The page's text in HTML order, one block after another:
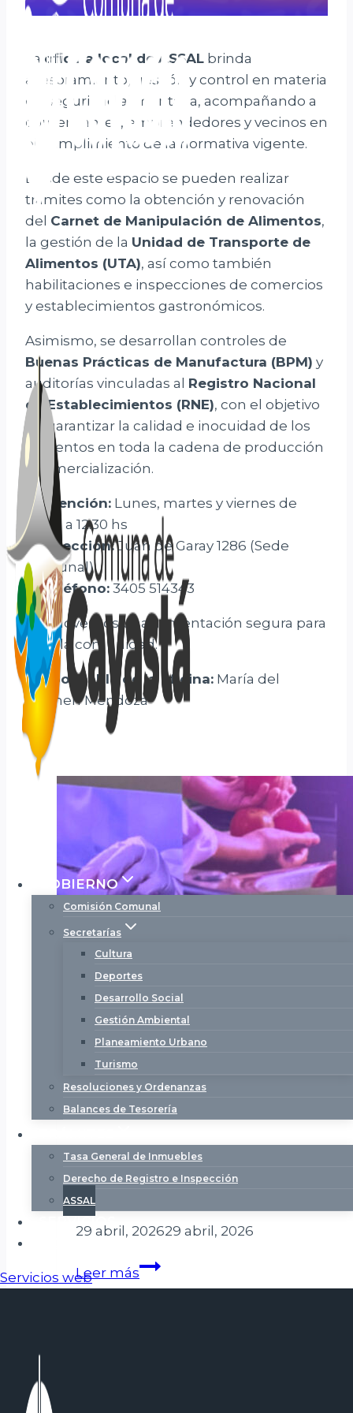
GOBIERNO
Comisión Comunal
Secretarías
Cultura
Deportes
Desarrollo Social
Gestión Ambiental
Planeamiento Urbano
Turismo
Resoluciones y Ordenanzas
Balances de Tesorería
Tasa General de Inmuebles
Derecho de Registro e Inspección
ASSAL
SERVICIOS
Servicios web
La oficina local de ASSAL brinda
asesoramiento, gestión y control en materia
de seguridad alimentaria, acompañando a
comerciantes, emprendedores y vecinos en
el cumplimiento de la normativa vigente.
Desde este espacio se pueden realizar
trámites como la obtención y renovación
del Carnet de Manipulación de Alimentos,
la gestión de la Unidad de Transporte de
Alimentos (UTA), así como también
habilitaciones e inspecciones de comercios
y establecimientos gastronómicos.
Asimismo, se desarrollan controles de
Buenas Prácticas de Manufactura (BPM) y
auditorías vinculadas al Registro Nacional
de Establecimientos (RNE), con el objetivo
de garantizar la calidad e inocuidad de los
alimentos en toda la cadena de producción
y comercialización.
📍 Atención: Lunes, martes y viernes de
08:00 a 12:30 hs
📌Dirección:Juan de Garay 1286 (Sede
Comunal)
📞Teléfono: 3405 514343
Promovemos una alimentación segura para
toda la comunidad.
Responsable de la oficina: María del
Carmen Mendoza
ASSAL
29 abril, 202629 abril, 2026
Leer másCapacitación
en